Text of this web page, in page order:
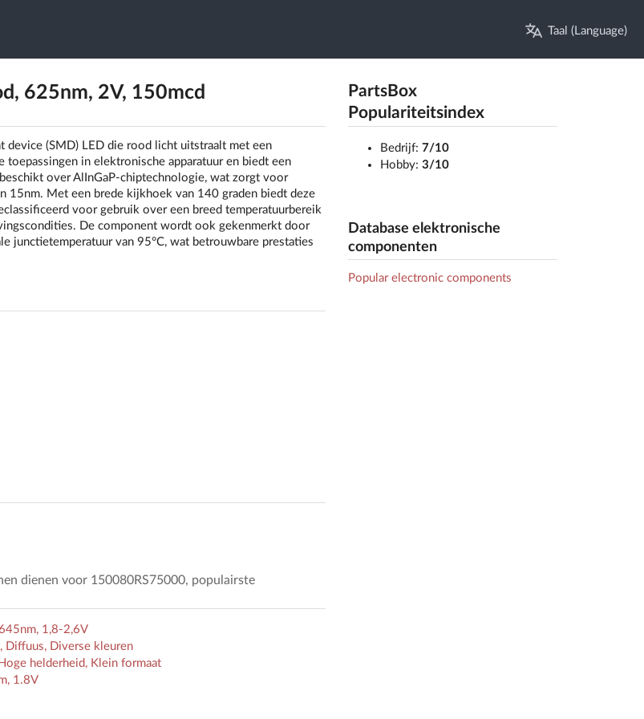
Taal (Language)
625nm, 2V, 150mcd
(SMD) LED die rood licht uitstraalt met een
in elektronische apparatuur en biedt een
over AlInGaP-chiptechnologie, wat zorgt voor
15nm. Met een brede kijkhoek van 140 graden biedt deze
voor gebruik over een breed temperatuurbereik
De component wordt ook gekenmerkt door
junctietemperatuur van 95°C, wat betrouwbare prestaties
dienen voor 150080RS75000, populairste
1,8-2,6V
Diffuus, Diverse kleuren
helderheid, Klein formaat
1.8V
PartsBox
Populariteitsindex
Bedrijf: 7/10
Hobby: 3/10
Database elektronische
componenten
Popular electronic components